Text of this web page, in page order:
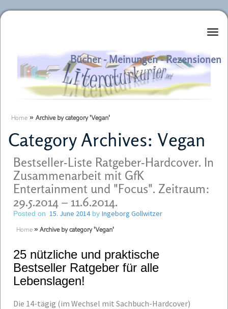
Literaturkurier.net
Bücher - Meinungen - Rezensionen
Home » Archive by category 'Vegan'
Category Archives: Vegan
Bestseller-Liste Ratgeber-Hardcover. In
Zusammenarbeit mit GfK
Entertainment und "Focus". Zeitraum:
29.5.2014 – 11.6.2014.
Posted on 15. June 2014by Ingeborg Gollwitzer
Home » Archive by category 'Vegan'
25 nützliche und praktische
Bestseller Ratgeber für alle
Lebenslagen!
Die 14-tägig (im Wechsel mit Sachbuch-Hardcover)